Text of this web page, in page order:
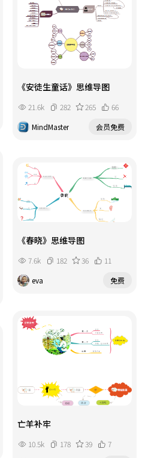
《安徒生童话》思维导图
21.6k 282 265
66
MindMaster
会员免费
《春晓》思维导图
7.6k 182 36
11
eva
免费
亡羊补牢
10.5k 178 39
7